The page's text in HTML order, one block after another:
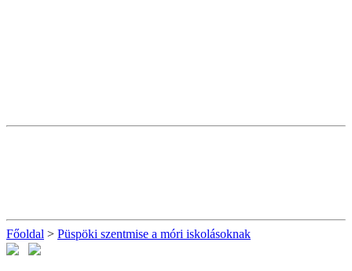
Főoldal > Püspöki szentmise a móri iskolásoknak